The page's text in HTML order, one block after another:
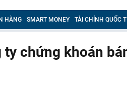
ngân hàng nghĩa là gì?
97 triệu đồng tiền chuyển khoản nhầm
sau được công an thông báo: “Chị đang
chạy show, rất đắt show
quản lý chung cư ở TP.HCM lừa bán căn
tưởng ai cũng biết lại có sức hút?
HÀNG SMART MONEY TÀI CHÍNH QUỐC
chứng khoán